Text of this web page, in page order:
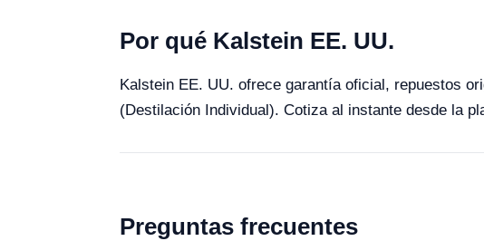
Por qué Kalstein EE. UU.
Kalstein EE. UU. ofrece garantía oficial, repuestos
(Destilación Individual). Cotiza al instante desde la
Preguntas frecuentes